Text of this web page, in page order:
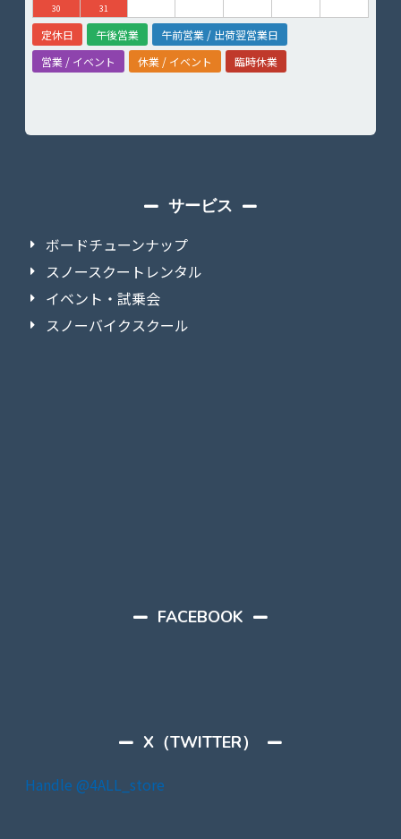
30
31
定休日 午後営業
午前営業 / 出荷翌営業日
営業 / イベント
休業 / イベント 臨時休業
サービス
ボードチューンナップ
スノースクートレンタル
イベント・試乗会
スノーバイクスクール
FACEBOOK
X（TWITTER）
Handle @4ALL_store